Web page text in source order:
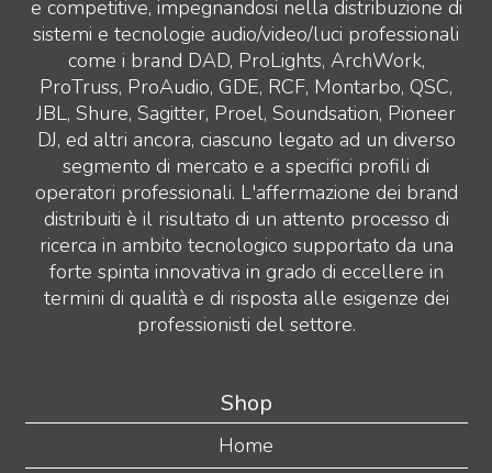
e competitive, impegnandosi nella distribuzione di
sistemi e tecnologie audio/video/luci professionali
come i brand DAD, ProLights, ArchWork,
ProTruss, ProAudio, GDE, RCF, Montarbo, QSC,
JBL, Shure, Sagitter, Proel, Soundsation, Pioneer
DJ, ed altri ancora, ciascuno legato ad un diverso
segmento di mercato e a specifici profili di
operatori professionali. L'affermazione dei brand
distribuiti è il risultato di un attento processo di
ricerca in ambito tecnologico supportato da una
forte spinta innovativa in grado di eccellere in
termini di qualità e di risposta alle esigenze dei
professionisti del settore.
Shop
Home